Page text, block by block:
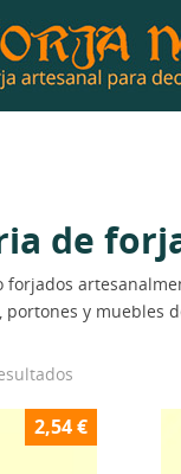
de
portones y muebles
2,54€